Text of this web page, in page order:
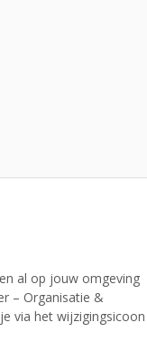
al op jouw omgeving
– Organisatie &
via het wijzigingsicoon